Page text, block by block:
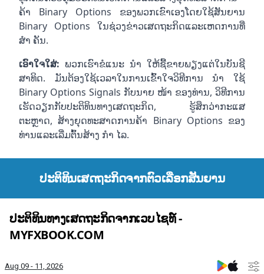
ຄ້າ Binary Options ຂອງພວກເຂົາເອງໂດຍໃຊ້ສັນຍານ
Binary Options ໃນຊ່ວງຂ່າວເສດຖະກິດແລະເຫດການທີ່
ສຳ ຄັນ.
ເອົາໃຈໃສ່: ພວກເຮົາຂໍແນະ ນຳ ໃຫ້ຊື້ຂາຍພຽງແຕ່ໃນບັນຊີ
ສາທິດ. ມັນຕ້ອງໃຊ້ເວລາໃນການເຂົ້າໃຈວິທີການ ນຳ ໃຊ້
Binary Options Signals ກັບນາຍ ໜ້າ ຂອງທ່ານ, ວິທີການ
ເຮັດວຽກກັບປະຕິທິນທາງເສດຖະກິດ, ຮູ້ສຶກວ່າກະແສ
ຕະຫຼາດ, ສ້າງຍຸດທະສາດການຄ້າ Binary Options ຂອງ
ທ່ານແລະເລີ່ມຕົ້ນສ້າງ ກຳ ໄລ.
ປະຕິທິນເສດຖະກິດຈາກຕົວເລືອກສັນຍານ
ປະຕິທິນທາງເສດຖະກິດຈາກເວບໄຊທ໌ -
MYFXBOOK.COM